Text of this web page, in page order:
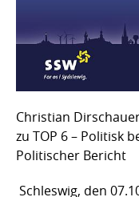
Christian
zu TOP 6 – Politisk
Politischer Bericht
Schleswig, den